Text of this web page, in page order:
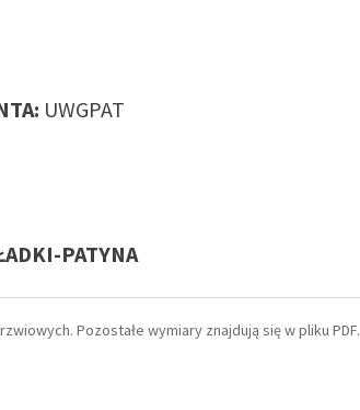
UWGPAT
PATYNA
Pozostałe wymiary znajdują się w pliku PDF.